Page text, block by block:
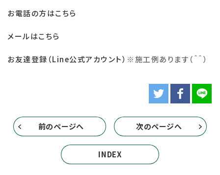
お電話の方はこちら
メールはこちら
お友達登録（Line公式アカウント） ※施工例あります（＾＾）
前のページへ
INDEX
次のページへ